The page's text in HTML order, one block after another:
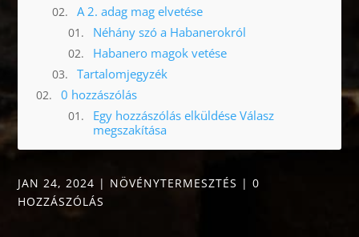
A 2. adag mag elvetése
Néhány szó a Habanerokról
Habanero magok vetése
Tartalomjegyzék
0 hozzászólás
Egy hozzászólás elküldése Válasz
megszakítása
JAN 24, 2024 | NÖVÉNYTERMESZTÉS |0
HOZZÁSZÓLÁS